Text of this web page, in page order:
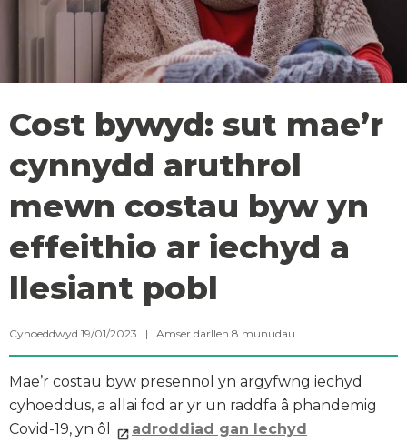
Cost bywyd: sut mae’r
cynnydd aruthrol
mewn costau byw yn
effeithio ar iechyd a
llesiant pobl
Cyhoeddwyd 19/01/2023 | Amser darllen 8 munudau
Mae’r costau byw presennol yn argyfwng iechyd
cyhoeddus, a allai fod ar yr un raddfa â phandemig
Covid-19, yn ôl
adroddiad gan Iechyd